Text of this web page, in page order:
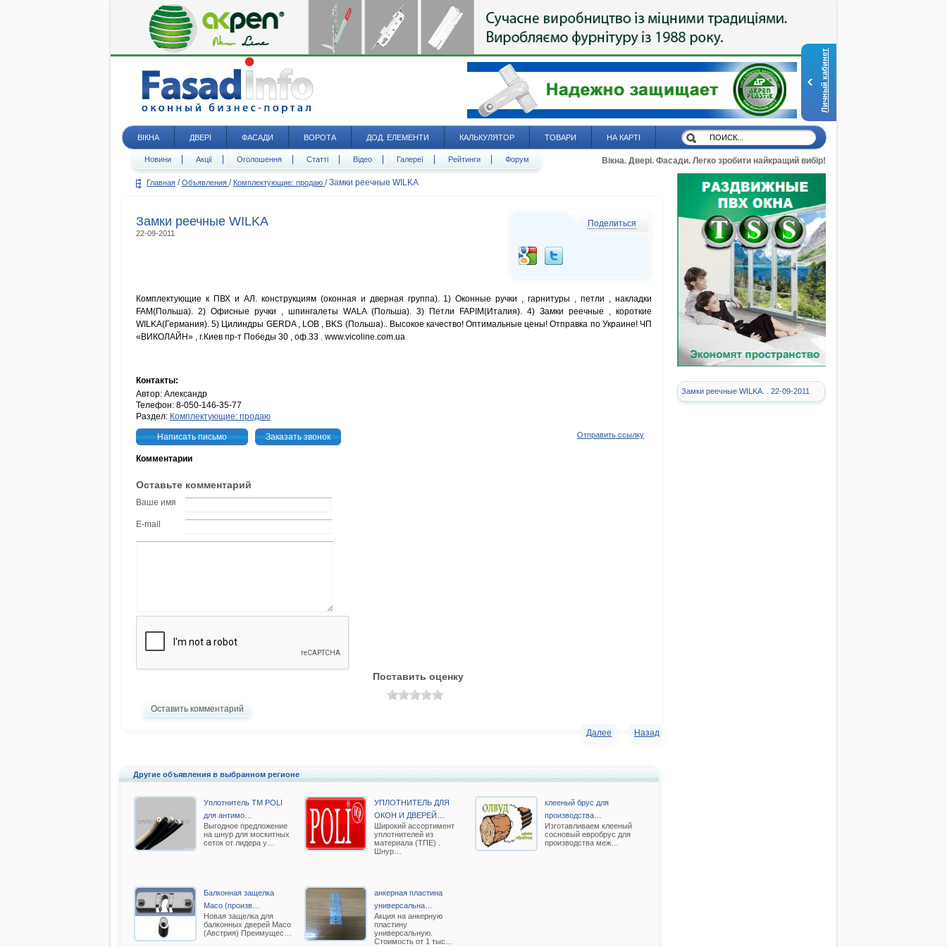
Личный кабинет
ВІКНА ДВЕРІ ФАСАДИ ВОРОТА ДОД. ЕЛЕМЕНТИ КАЛЬКУЛЯТОР ТОВАРИ НА КАРТІ
Новини Акції Оголошення Статті Відео Галереї Рейтинги Форум Вікна. Двері. Фасади. Легко зробити найкращий вибір!
Главная / Объявления / Комплектующие: продаю / Замки реечные WILKA
Замки реечные WILKA
22-09-2011
Поделиться
Комплектующие к ПВХ и АЛ. конструкциям (оконная и дверная группа). 1) Оконные ручки , гарнитуры , петли , накладки
FAM(Польша). 2) Офисные ручки , шпингалеты WALA (Польша). 3) Петли FAPIM(Италия). 4) Замки реечные , короткие
WILKA(Германия). 5) Цилиндры GERDA , LOB , BKS (Польша).. Высокое качество! Оптимальные цены! Отправка по Украине! ЧП
«ВИКОЛАЙН» , г.Киев пр-т Победы 30 , оф.33 . www.vicoline.com.ua
Контакты:
Автор: Александр
Телефон: 8-050-146-35-77
Раздел: Комплектующие: продаю
Написать письмо Заказать звонок Отправить ссылку
Комментарии
Оставьте комментарий
Ваше имя
E-mail
Поставить оценку
Оставить комментарий
Назад
Далее
Другие объявления в выбранном регионе
Уплотнитель TM POLI
для антимо…
Выгодное предложение
на шнур для москитных
сеток от лидера у…
УПЛОТНИТЕЛЬ ДЛЯ
ОКОН И ДВЕРЕЙ…
Широкий ассортимент
уплотнителей из
материала (ТПЕ) .
Шнур…
клееный брус для
производства…
Изготавливаем клееный
сосновый евробрус для
производства меж…
Балконная защелка
Масо (произв…
Новая защелка для
балконных дверей Масо
(Австрия) Преимущес…
анкерная пластина
универсальна…
Акция на анкерную
пластину
универсальную.
Стоимость от 1 тыс…
Замки реечные WILKA. . 22-09-2011